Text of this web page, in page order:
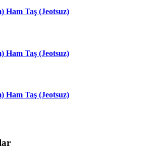
Ham Taş (Jeotsuz)
Ham Taş (Jeotsuz)
Ham Taş (Jeotsuz)